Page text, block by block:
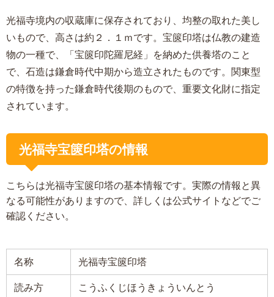
光福寺境内の収蔵庫に保存されており、均整の取れた美し
いもので、高さは約２．１ｍです。宝篋印塔は仏教の建造
物の一種で、「宝篋印陀羅尼経」を納めた供養塔のこと
で、石造は鎌倉時代中期から造立されたものです。関東型
の特徴を持った鎌倉時代後期のもので、重要文化財に指定
されています。
光福寺宝篋印塔の情報
こちらは光福寺宝篋印塔の基本情報です。実際の情報と異
なる可能性がありますので、詳しくは公式サイトなどでご
確認ください。
名称 光福寺宝篋印塔
読み方 こうふくじほうきょういんとう